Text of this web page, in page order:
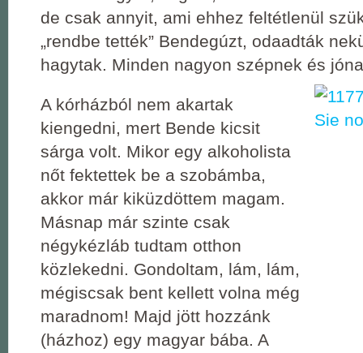
de csak annyit, ami ehhez feltétlenül
„rendbe tették” Bendegúzt, odaadták
hagytak. Minden nagyon szépnek és
A kórházból nem akartak
kiengedni, mert Bende kicsit
sárga volt. Mikor egy alkoholista
nőt fektettek be a szobámba,
akkor már kiküzdöttem magam.
Másnap már szinte csak
négykézláb tudtam otthon
közlekedni. Gondoltam, lám, lám,
mégiscsak bent kellett volna még
maradnom! Majd jött hozzánk
(házhoz) egy magyar bába. A